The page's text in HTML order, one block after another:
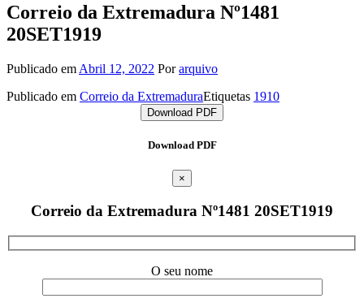
Correio da Extremadura Nº1481
20SET1919
Publicado em Abril 12, 2022 Porarquivo
Publicado em Correio da ExtremaduraEtiquetas 1910
Download PDF
Download PDF
×
Correio da Extremadura Nº1481 20SET1919
O seu nome